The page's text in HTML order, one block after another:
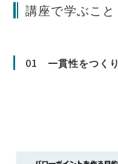
講座で学ぶこと
01 一貫性をつく